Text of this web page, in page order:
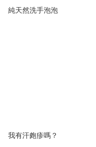
純天然洗手泡泡
我有汗皰疹嗎？